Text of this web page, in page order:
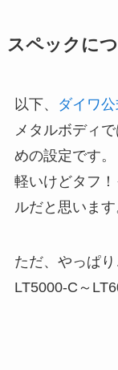
スペックに
以下、 ダイワ
メタルボディ
めの設定です。
軽いけどタフ
ルだと思います
ただ、やっぱ
LT5000-C～